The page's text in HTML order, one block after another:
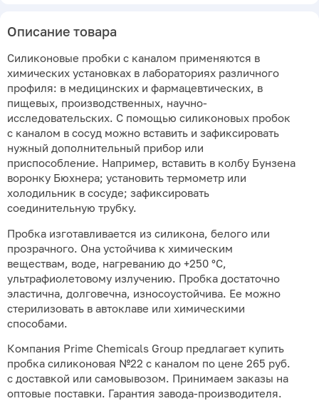
Описание товара
Силиконовые пробки с каналом применяются в
химических установках в лабораториях различного
профиля: в медицинских и фармацевтических, в
пищевых, производственных, научно-
исследовательских. С помощью силиконовых пробок
с каналом в сосуд можно вставить и зафиксировать
нужный дополнительный прибор или
приспособление. Например, вставить в колбу Бунзена
воронку Бюхнера; установить термометр или
холодильник в сосуде; зафиксировать
соединительную трубку.
Пробка изготавливается из силикона, белого или
прозрачного. Она устойчива к химическим
веществам, воде, нагреванию до +250 °С,
ультрафиолетовому излучению. Пробка достаточно
эластична, долговечна, износоустойчива. Ее можно
стерилизовать в автоклаве или химическими
способами.
Компания Prime Chemicals Group предлагает купить
пробка силиконовая №22 с каналом по цене 265 руб.
с доставкой или самовывозом. Принимаем заказы на
оптовые поставки. Гарантия завода-производителя.